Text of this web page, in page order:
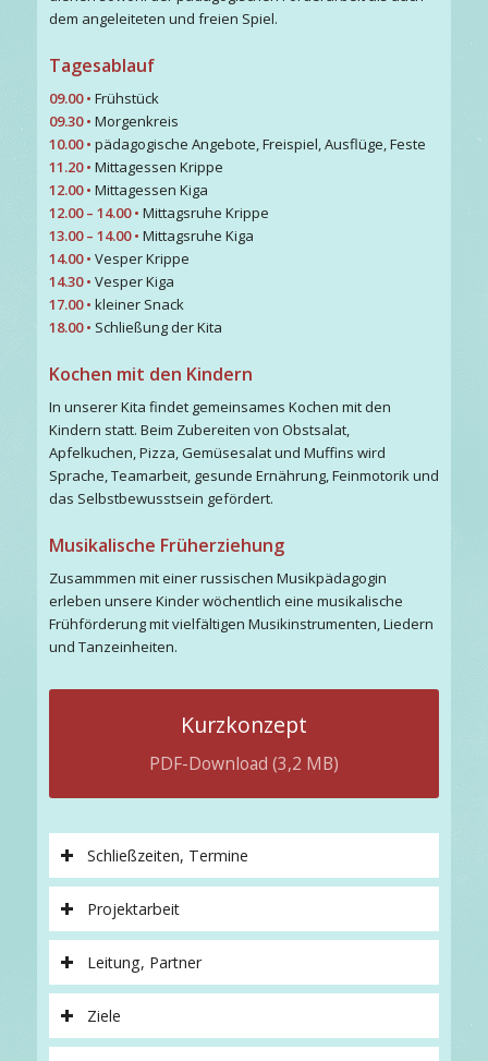
dem angeleiteten und freien Spiel.
Tagesablauf
09.00 • Frühstück
09.30 • Morgenkreis
10.00 • pädagogische Angebote, Freispiel, Ausflüge, Feste
11.20 • Mittagessen Krippe
12.00 • Mittagessen Kiga
12.00 – 14.00 • Mittagsruhe Krippe
13.00 – 14.00 • Mittagsruhe Kiga
14.00 • Vesper Krippe
14.30 • Vesper Kiga
17.00 • kleiner Snack
18.00 • Schließung der Kita
Kochen mit den Kindern
In unserer Kita findet gemeinsames Kochen mit den
Kindern statt. Beim Zubereiten von Obstsalat,
Apfelkuchen, Pizza, Gemüsesalat und Muffins wird
Sprache, Teamarbeit, gesunde Ernährung, Feinmotorik und
das Selbstbewusstsein gefördert.
Musikalische Früherziehung
Zusammmen mit einer russischen Musikpädagogin
erleben unsere Kinder wöchentlich eine musikalische
Frühförderung mit vielfältigen Musikinstrumenten, Liedern
und Tanzeinheiten.
Kurzkonzept
PDF-Download (3,2 MB)
Schließzeiten, Termine
Projektarbeit
Leitung, Partner
Ziele